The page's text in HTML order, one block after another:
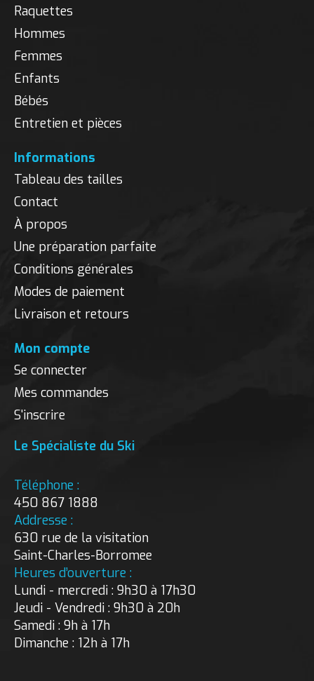
Raquettes
Hommes
Femmes
Enfants
Bébés
Entretien et pièces
Informations
Tableau des tailles
Contact
À propos
Une préparation parfaite
Conditions générales
Modes de paiement
Livraison et retours
Mon compte
Se connecter
Mes commandes
S'inscrire
Le Spécialiste du Ski
Téléphone :
450 867 1888
Addresse :
630 rue de la visitation
Saint-Charles-Borromee
Heures d’ouverture :
Lundi - mercredi : 9h30 à 17h30
Jeudi - Vendredi : 9h30 à 20h
Samedi : 9h à 17h
Dimanche : 12h à 17h